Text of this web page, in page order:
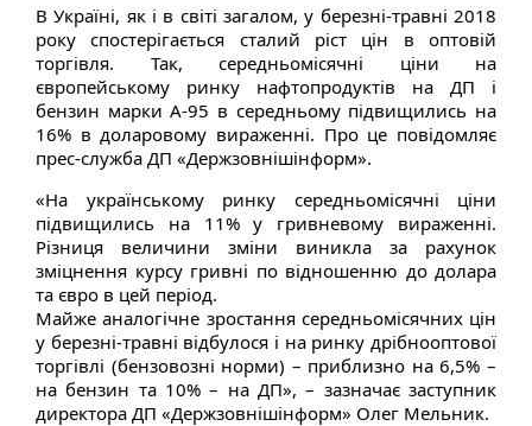
В Україні, як і в світі загалом, у березні-травні 2018
року спостерігається сталий ріст цін в оптовій
торгівля. Так, середньомісячні ціни на
європейському ринку нафтопродуктів на ДП і
бензин марки А-95 в середньому підвищились на
16% в доларовому вираженні. Про це повідомляє
прес-служба ДП «Держзовнішінформ».
«На українському ринку середньомісячні ціни
підвищились на 11% у гривневому вираженні.
Різниця величини зміни виникла за рахунок
зміцнення курсу гривні по відношенню до долара
та євро в цей період.
Майже аналогічне зростання середньомісячних цін
у березні-травні відбулося і на ринку дрібнооптової
торгівлі (бензовозні норми) – приблизно на 6,5% –
на бензин та 10% – на ДП», – зазначає заступник
директора ДП «Держзовнішінформ» Олег Мельник.